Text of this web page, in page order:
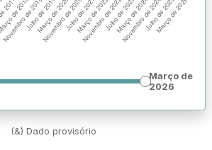
Março de
2026
(&) Dado provisório